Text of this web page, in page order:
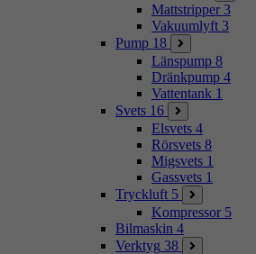
Mattstripper 3
Vakuumlyft 3
Pump 18
Länspump 8
Dränkpump 4
Vattentank 1
Svets 16
Elsvets 4
Rörsvets 8
Migsvets 1
Gassvets 1
Tryckluft 5
Kompressor 5
Bilmaskin 4
Verktyg 38